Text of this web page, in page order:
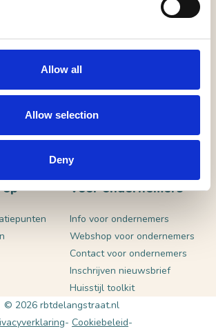
Allow all
Allow selection
Deny
Voor ondernemers
Info voor ondernemers
Webshop voor ondernemers
Contact voor ondernemers
Inschrijven nieuwsbrief
Huisstijl toolkit
© 2026 rbtdelangstraat.nl
Cookiebeleid